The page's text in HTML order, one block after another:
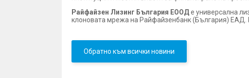
Райфайзен Лизинг България ЕООДе универсална
клоновата мрежа на Райфайзенбанк (България) ЕАД.
Обратно към всички новини